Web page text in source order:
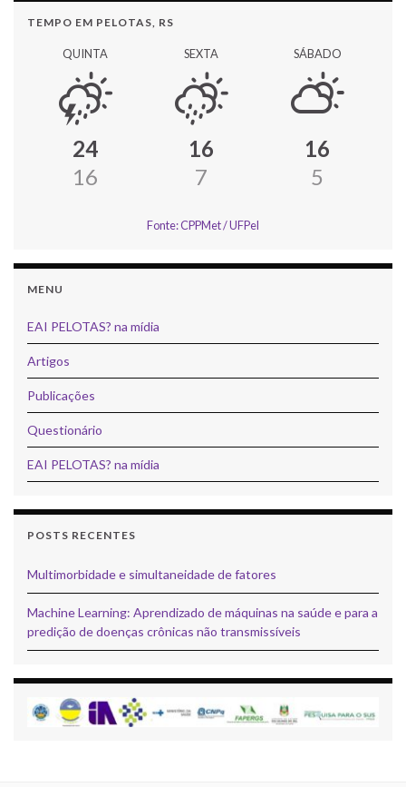
TEMPO EM PELOTAS, RS
QUINTA
24
16
SEXTA
16
7
SÁBADO
16
5
Fonte: CPPMet / UFPel
MENU
EAI PELOTAS? na mídia
Artigos
Publicações
Questionário
EAI PELOTAS? na mídia
POSTS RECENTES
Multimorbidade e simultaneidade de fatores
Machine Learning: Aprendizado de máquinas na saúde e para a
predição de doenças crônicas não transmissíveis